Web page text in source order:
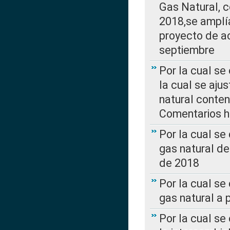
Gas Natural,
2018,se
proyecto de
septiembre
Por la cual se
la cual se
natural
Comentarios
Por la cual
gas natural
de 2018
Por la cual
gas natural a
Por la cual